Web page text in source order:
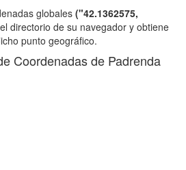
globales ("42.1362575,
directorio de su navegador y obtiene
punto geográfico.
Coordenadas de Padrenda